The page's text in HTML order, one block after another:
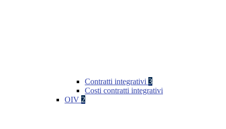
Contratti integrativi 3
Costi contratti integrativi
OIV 2